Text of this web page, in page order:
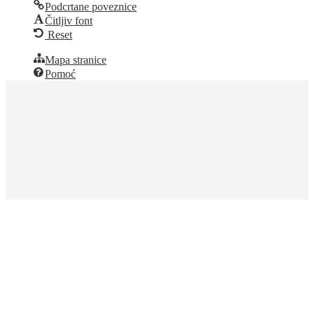
Podcrtane poveznice
Čitljiv font
Reset
Mapa stranice
Pomoć